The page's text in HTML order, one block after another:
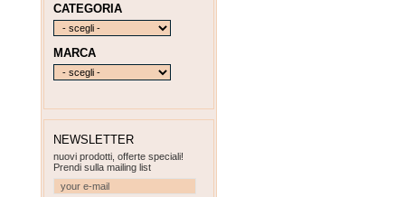
CATEGORIA
MARCA
NEWSLETTER
nuovi prodotti, offerte speciali!
Prendi sulla mailing list